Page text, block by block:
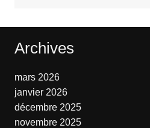
Archives
mars 2026
janvier 2026
décembre 2025
novembre 2025